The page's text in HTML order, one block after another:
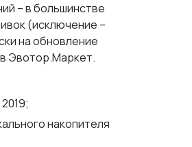
– в большинстве
(исключение –
на обновление
Эвотор.Маркет.
накопителя